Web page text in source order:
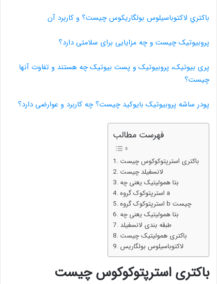
باکتري لاکتوباسيلوس بولگاريکوس چيست؟ و کاربرد آن
پروبیوتیک چیست و چه مزایایی برای سلامتی دارد؟
پری بیوتیک، پروبیوتیک و پست بیوتیک چه هستند و تفاوت آنها
چیست؟
پودر ساشه پروبیوتیک بایوکید چیست؟ چه کاربرد و عوارضی دارد؟
فهرست مطالب
باکتری استرپتوکوکوس چیست
لانسفیلد چیست
بتا همولیتیک یعنی چه
استرپتوکوک گروه a
استرپتوکوک گروه b چیست
بتا همولیتیک یعنی چه
طبقه بندی لانسفیلد
باکتری همولیتیک چیست
لاکتوباسیلوس بولگاریس
باکتری استرپتوکوکوس چیست